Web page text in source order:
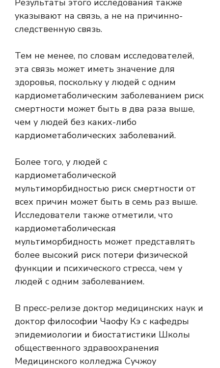
Результаты этого исследования также
указывают на связь, а не на причинно-
следственную связь.
Тем не менее, по словам исследователей,
эта связь может иметь значение для
здоровья, поскольку у людей с одним
кардиометаболическим заболеванием риск
смертности может быть в два раза выше,
чем у людей без каких-либо
кардиометаболических заболеваний.
Более того, у людей с
кардиометаболической
мультиморбидностью риск смертности от
всех причин может быть в семь раз выше.
Исследователи также отметили, что
кардиометаболическая
мультиморбидность может представлять
более высокий риск потери физической
функции и психического стресса, чем у
людей с одним заболеванием.
В пресс-релизе доктор медицинских наук и
доктор философии Чаофу Кэ с кафедры
эпидемиологии и биостатистики Школы
общественного здравоохранения
Медицинского колледжа Сучжоу